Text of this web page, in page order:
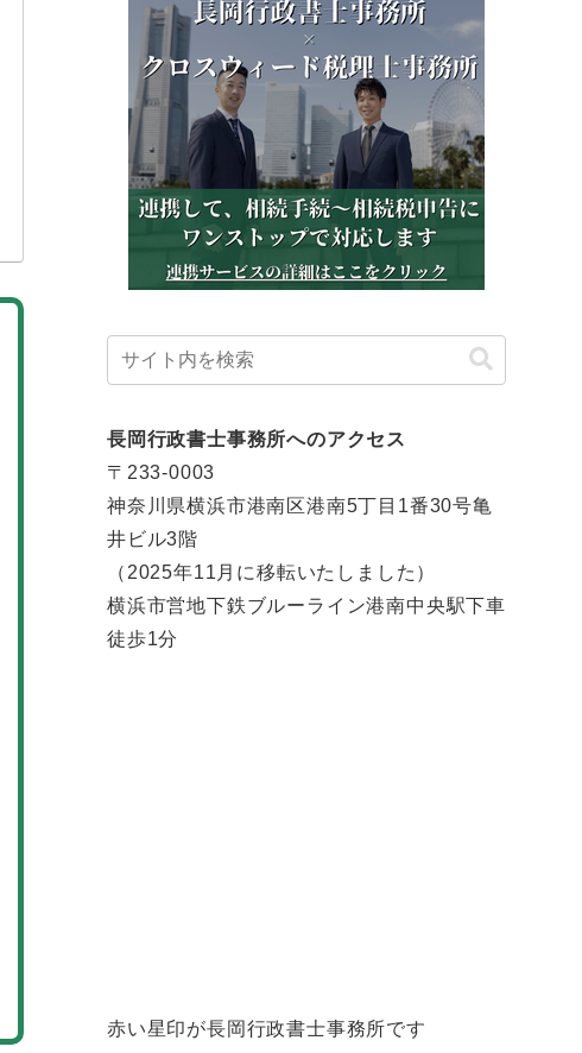
長岡行政書士事務所へのアクセス
〒233-0003
神奈川県横浜市港南区港南5丁目1番30号亀
井ビル3階
（2025年11月に移転いたしました）
横浜市営地下鉄ブルーライン港南中央駅下車
徒歩1分
赤い星印が長岡行政書士事務所です